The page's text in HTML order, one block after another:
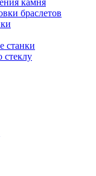
камня
браслетов
станки
стеклу